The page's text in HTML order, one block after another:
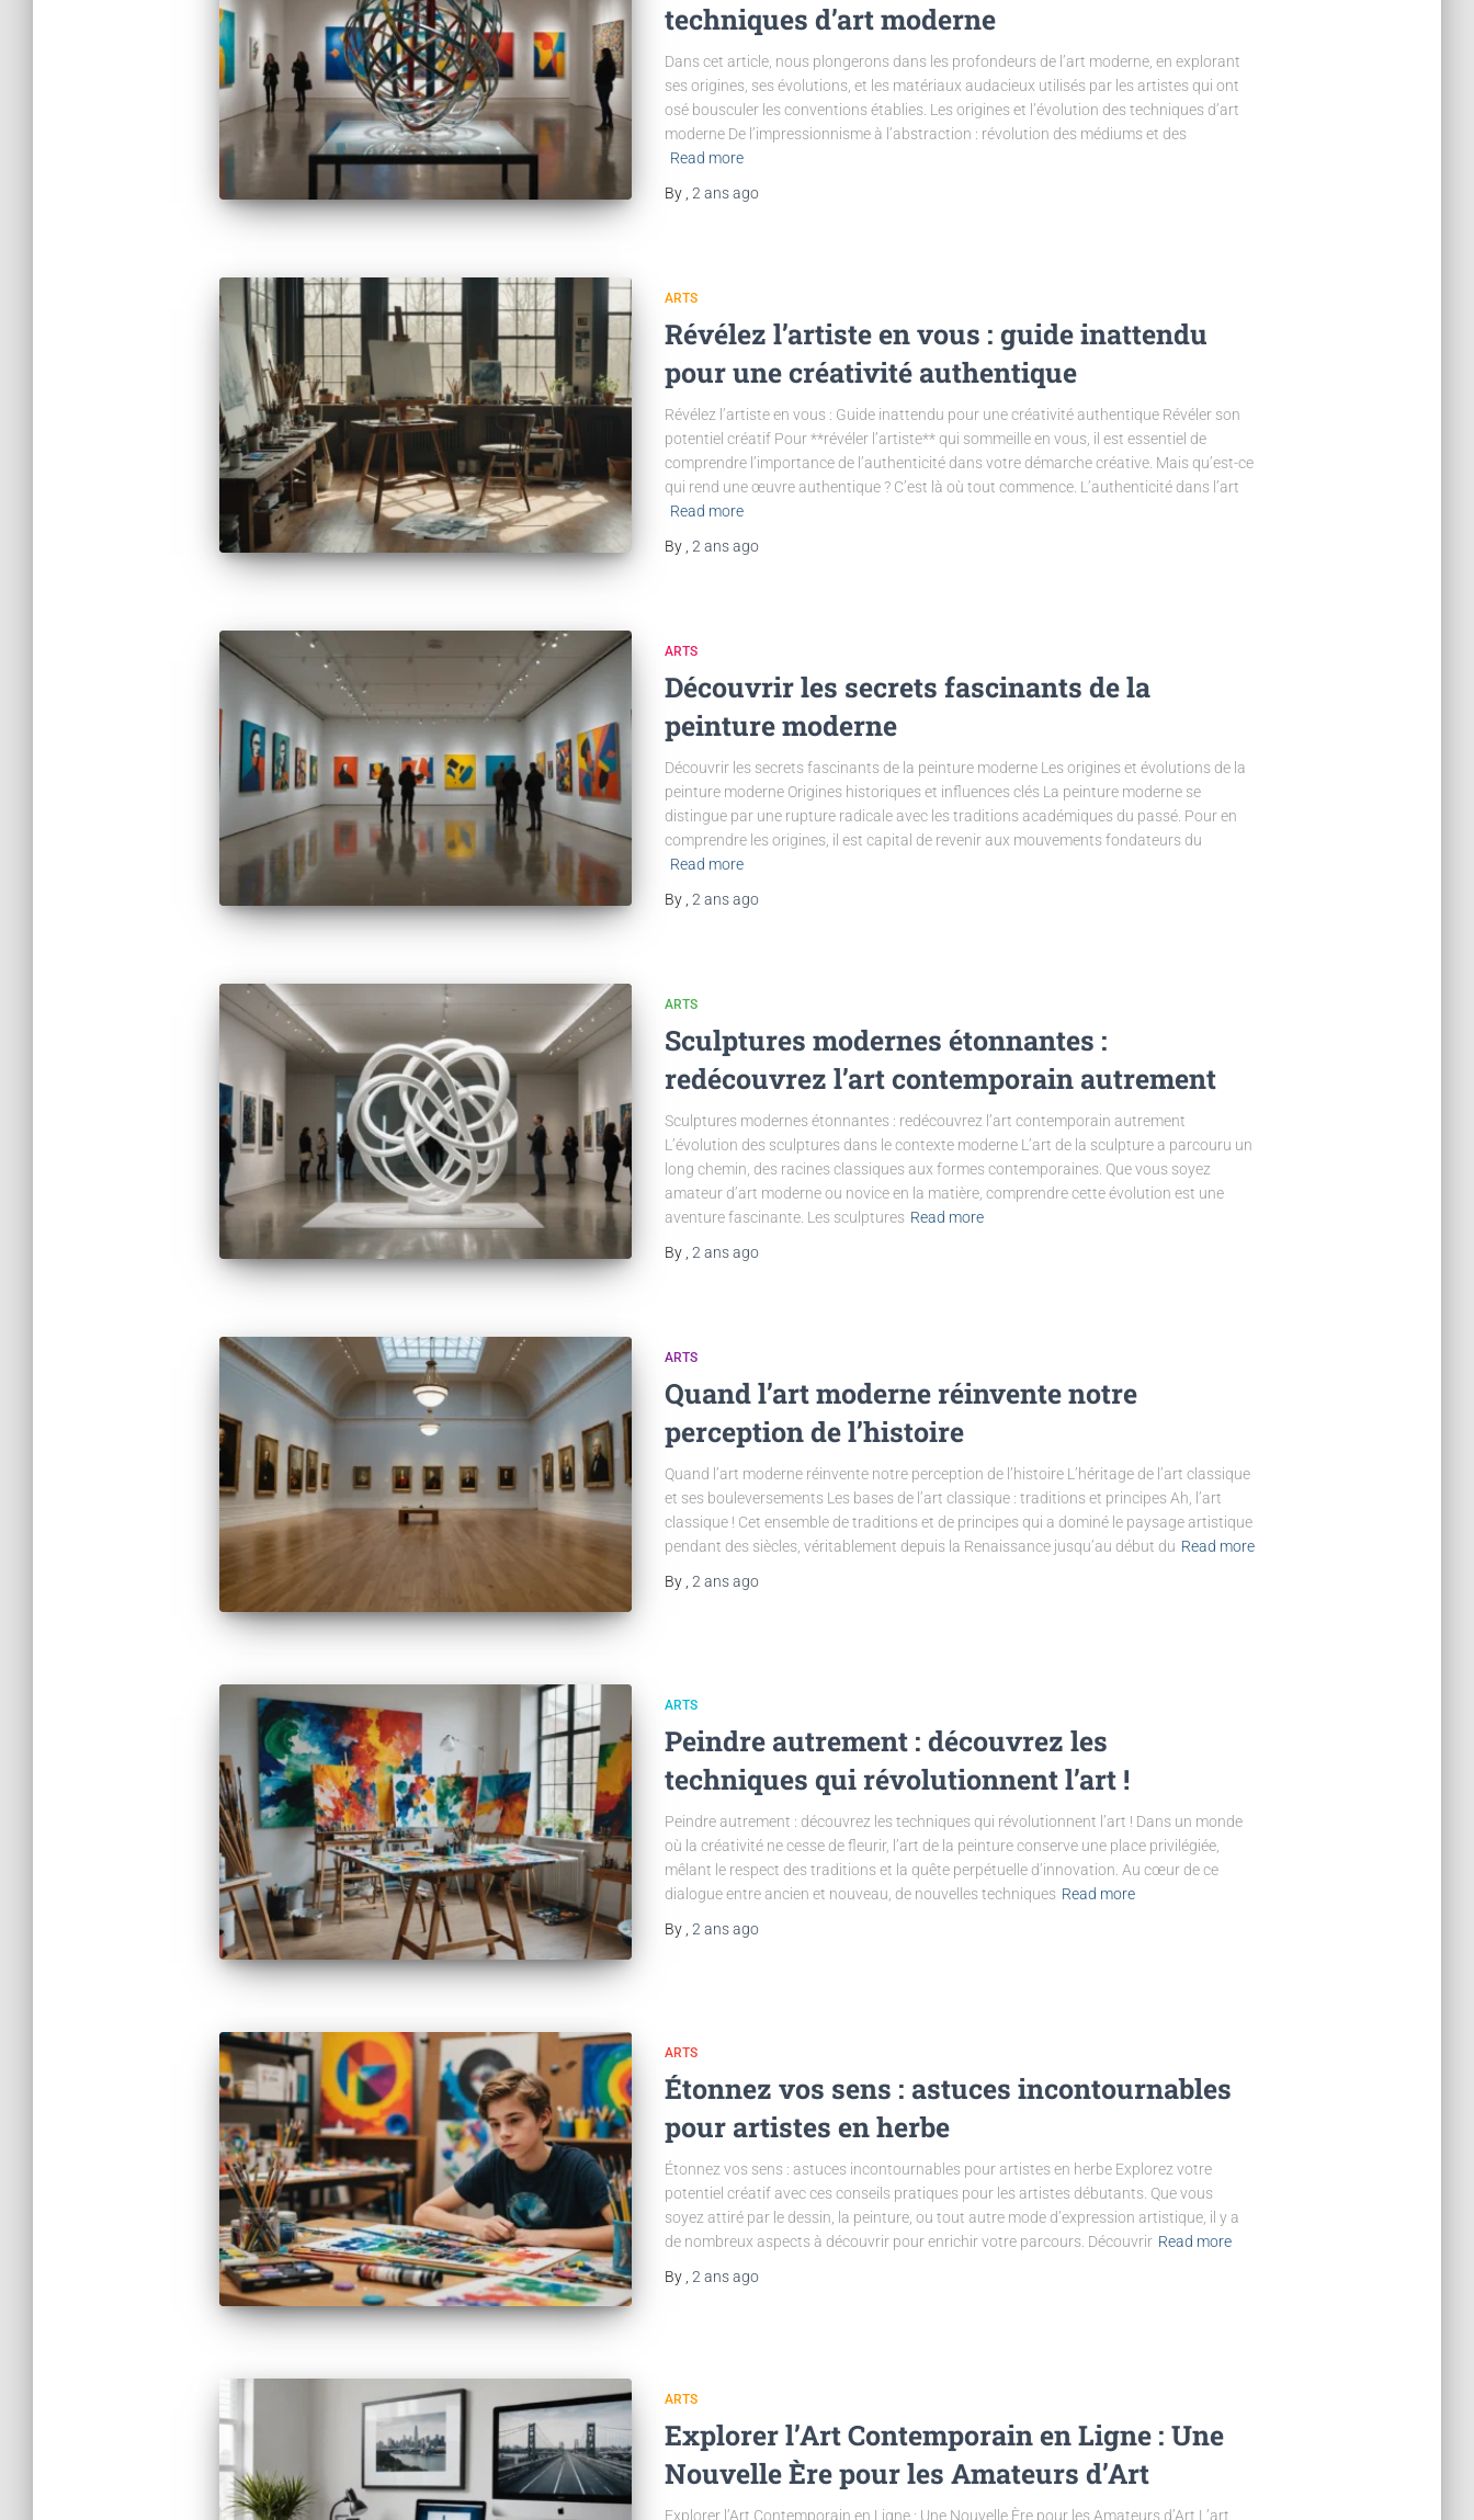
techniques d’art moderne
Dans cet article, nous plongerons dans les profondeurs de l’art moderne, en explorant
ses origines, ses évolutions, et les matériaux audacieux utilisés par les artistes qui ont
osé bousculer les conventions établies. Les origines et l’évolution des techniques d’art
moderne De l’impressionnisme à l’abstraction : révolution des médiums et des
Read more
By 2 ansago
ARTS
Révélez l’artiste en vous : guide inattendu
pour une créativité authentique
Révélez l’artiste en vous : Guide inattendu pour une créativité authentique Révéler son
potentiel créatif Pour **révéler l’artiste** qui sommeille en vous, il est essentiel de
comprendre l’importance de l’authenticité dans votre démarche créative. Mais qu’est-ce
qui rend une œuvre authentique ? C’est là où tout commence. L’authenticité dans l’art
Read more
By 2 ansago
ARTS
Découvrir les secrets fascinants de la
peinture moderne
Découvrir les secrets fascinants de la peinture moderne Les origines et évolutions de la
peinture moderne Origines historiques et influences clés La peinture moderne se
distingue par une rupture radicale avec les traditions académiques du passé. Pour en
comprendre les origines, il est capital de revenir aux mouvements fondateurs du
Read more
By 2 ansago
ARTS
Sculptures modernes étonnantes :
redécouvrez l’art contemporain autrement
Sculptures modernes étonnantes : redécouvrez l’art contemporain autrement
L’évolution des sculptures dans le contexte moderne L’art de la sculpture a parcouru un
long chemin, des racines classiques aux formes contemporaines. Que vous soyez
amateur d’art moderne ou novice en la matière, comprendre cette évolution est une
aventure fascinante. Les sculptures Read more
By 2 ansago
ARTS
Quand l’art moderne réinvente notre
perception de l’histoire
Quand l’art moderne réinvente notre perception de l’histoire L’héritage de l’art classique
et ses bouleversements Les bases de l’art classique : traditions et principes Ah, l’art
classique ! Cet ensemble de traditions et de principes qui a dominé le paysage artistique
pendant des siècles, véritablement depuis la Renaissance jusqu’au début du Read more
By 2 ansago
ARTS
Peindre autrement : découvrez les
techniques qui révolutionnent l’art !
Peindre autrement : découvrez les techniques qui révolutionnent l’art ! Dans un monde
où la créativité ne cesse de fleurir, l’art de la peinture conserve une place privilégiée,
mêlant le respect des traditions et la quête perpétuelle d’innovation. Au cœur de ce
dialogue entre ancien et nouveau, de nouvelles techniques Read more
By 2 ansago
ARTS
Étonnez vos sens : astuces incontournables
pour artistes en herbe
Étonnez vos sens : astuces incontournables pour artistes en herbe Explorez votre
potentiel créatif avec ces conseils pratiques pour les artistes débutants. Que vous
soyez attiré par le dessin, la peinture, ou tout autre mode d’expression artistique, il y a
de nombreux aspects à découvrir pour enrichir votre parcours. Découvrir Read more
By 2 ansago
ARTS
Explorer l’Art Contemporain en Ligne : Une
Nouvelle Ère pour les Amateurs d’Art
Explorer l’Art Contemporain en Ligne : Une Nouvelle Ère pour les Amateurs d’Art L’art